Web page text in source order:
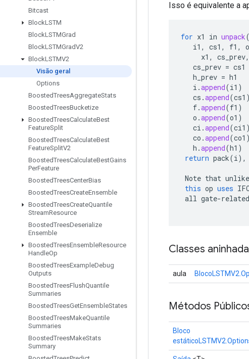
Bitcast
BlockLSTM
BlockLSTMGrad
BlockLSTMGradV2
BlockLSTMV2
Visão geral
Options
BoostedTreesAggregateStats
BoostedTreesBucketize
BoostedTreesCalculateBest
FeatureSplit
BoostedTreesCalculateBest
FeatureSplitV2
BoostedTreesCalculateBestGains
PerFeature
BoostedTreesCenterBias
BoostedTreesCreateEnsemble
BoostedTreesCreateQuantile
StreamResource
BoostedTreesDeserialize
Ensemble
BoostedTreesEnsembleResource
HandleOp
BoostedTreesExampleDebug
Outputs
BoostedTreesFlushQuantile
Summaries
BoostedTreesGetEnsembleStates
BoostedTreesMakeQuantile
Summaries
BoostedTreesMakeStats
Summary
Isso é equivalente a
for x1 in unpack(
i1 , cs1 , f1 ,
x1 , cs_prev,
cs_prev = cs1
h_prev = h1
i .append(i1 )
cs .append(cs1 )
f.append(f1 )
o .append(o1 )
ci .append(ci1 )
co .append(co1 )
h .append(h1 )
return pack(i),
Note that unlike
this op uses
all gate-related
Classes
aula
Métodos
Bloco